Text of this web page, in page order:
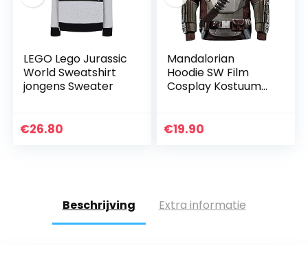
LEGO Lego Jurassic
World Sweatshirt
jongens Sweater
€26.80
Mandalorian
Hoodie SW Film
Cosplay Kostuum
Kids Kostuum Film
€19.90
Beschrijving Extra informatie